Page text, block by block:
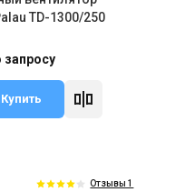
TD-1300/250
запросу
Купить
Отзывы 1